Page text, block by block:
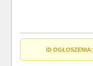
ID OGŁOSZENIA: